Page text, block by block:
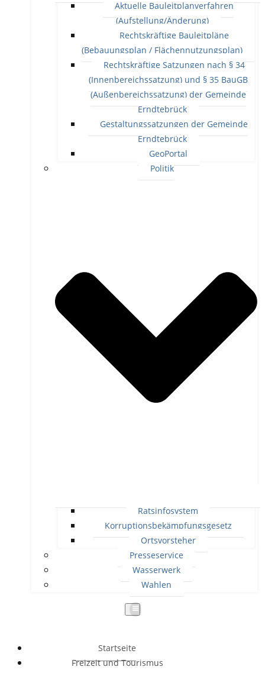
Aktuelle Bauleitplanverfahren
(Aufstellung/Änderung)
Rechtskräftige Bauleitpläne
(Bebauungsplan / Flächennutzungsplan)
Rechtskräftige Satzungen nach § 34
(Innenbereichssatzung) und § 35 BauGB
(Außenbereichssatzung) der Gemeinde
Erndtebrück
Gestaltungssatzungen der Gemeinde
Erndtebrück
GeoPortal
Politik
Ratsinfosystem
Korruptionsbekämpfungsgesetz
Ortsvorsteher
Presseservice
Wasserwerk
Wahlen
Startseite
Freizeit und Tourismus